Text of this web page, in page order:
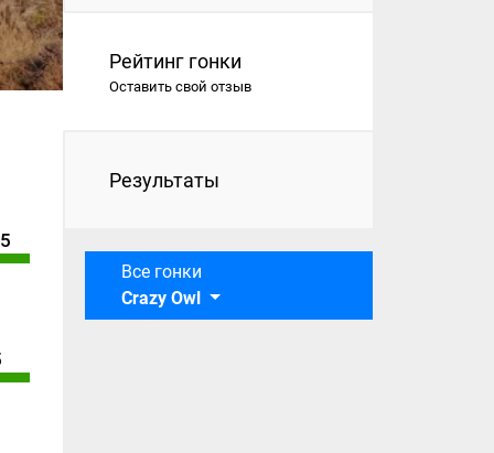
Рейтинг гонки
Оставить свой отзыв
Результаты
Все гонки
Crazy Owl